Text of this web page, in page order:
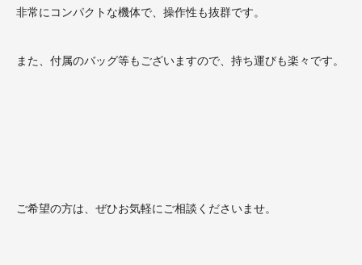
非常にコンパクトな機体で、操作性も抜群です。
また、付属のバッグ等もございますので、持ち運びも楽々です。
ご希望の方は、ぜひお気軽にご相談くださいませ。